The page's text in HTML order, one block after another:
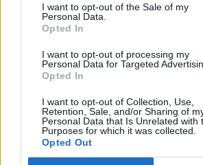
I want to opt-out of the Sale of my
Personal Data.
Opted In
I want to opt-out of processing my
Personal Data for Targeted
Opted In
I want to opt-out of Collection, Use,
Retention, Sale, and/or Sharing of
Personal Data that Is Unrelated with
Purposes for which it was collected.
Opted Out